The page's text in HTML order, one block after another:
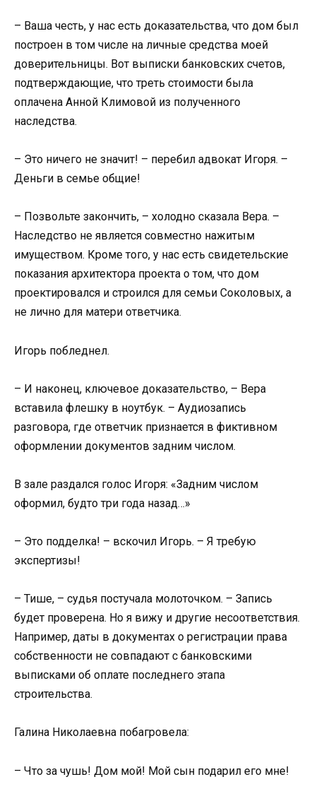
– Ваша честь, у нас есть доказательства, что дом был
построен в том числе на личные средства моей
доверительницы. Вот выписки банковских счетов,
подтверждающие, что треть стоимости была
оплачена Анной Климовой из полученного
наследства.
– Это ничего не значит! – перебил адвокат Игоря. –
Деньги в семье общие!
– Позвольте закончить, – холодно сказала Вера. –
Наследство не является совместно нажитым
имуществом. Кроме того, у нас есть свидетельские
показания архитектора проекта о том, что дом
проектировался и строился для семьи Соколовых, а
не лично для матери ответчика.
Игорь побледнел.
– И наконец, ключевое доказательство, – Вера
вставила флешку в ноутбук. – Аудиозапись
разговора, где ответчик признается в фиктивном
оформлении документов задним числом.
В зале раздался голос Игоря: «Задним числом
оформил, будто три года назад…»
– Это подделка! – вскочил Игорь. – Я требую
экспертизы!
– Тише, – судья постучала молоточком. – Запись
будет проверена. Но я вижу и другие несоответствия.
Например, даты в документах о регистрации права
собственности не совпадают с банковскими
выписками об оплате последнего этапа
строительства.
Галина Николаевна побагровела:
– Что за чушь! Дом мой! Мой сын подарил его мне!